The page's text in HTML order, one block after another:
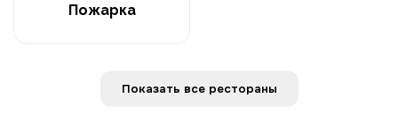
Пожарка
Показать все рестораны